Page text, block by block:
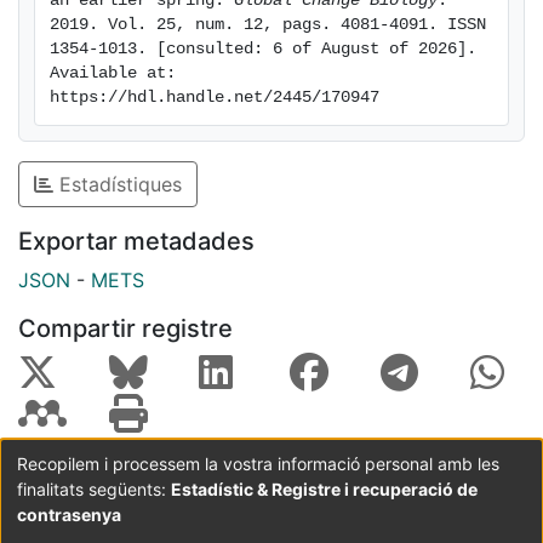
2019. Vol. 25, num. 12, pags. 4081-4091. ISSN
1354-1013. [consulted: 6 of August of 2026].
Available at:
https://hdl.handle.net/2445/170947
Estadístiques
Exportar metadades
JSON - METS
Compartir registre
Coordinació:CRAI UB Avís legal
Metadades
subjectes a:
Recopilem i processem la vostra informació personal amb les
finalitats següents: Estadístic & Registre i recuperació de
contrasenya